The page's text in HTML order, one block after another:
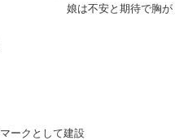
娘は不安と期待で胸が
ークとして建設